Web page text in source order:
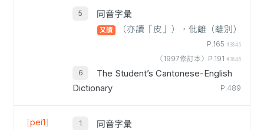
同音字彙
又讀 （亦讀「皮」），仳離（離別）
P.165 #3846
〈1997修訂本〉P.191 #3846
The Student’s Cantonese-English
Dictionary
P.489
[pei1]
同音字彙